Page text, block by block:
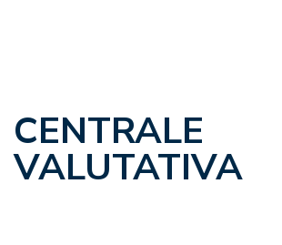
CENTRALE
VALUTATIVA